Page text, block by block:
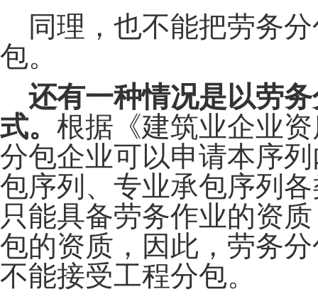
同理，也不能把劳务分
包。
还有一种情况是以劳务
式。 根据《建筑业企业
分包企业可以申请本序
包序列、专业承包序列
只能具备劳务作业的资
包的资质，因此，劳务
不能接受工程分包。